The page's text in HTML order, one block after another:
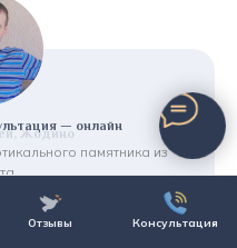
Отзывы Консультация
— онлайн
Жодино
памятника из
и приемлимые цены.
очень порадовало.